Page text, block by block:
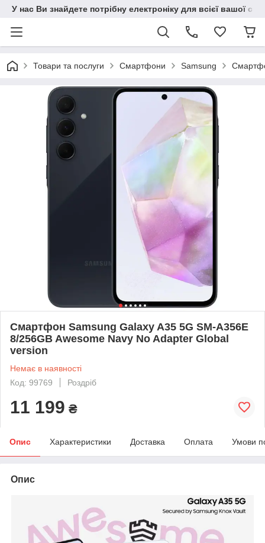
У нас Ви знайдете потрібну електроніку для всієї вашої
Товари та послуги Смартфони Samsung
Смартфон Samsung Galaxy A35 5G SM-A356E
8/256GB Awesome Navy No Adapter Global
version
Немає в наявності
Код: 99769
Роздріб
11 199 ₴
Опис Характеристики Доставка Оплата Умови
Опис